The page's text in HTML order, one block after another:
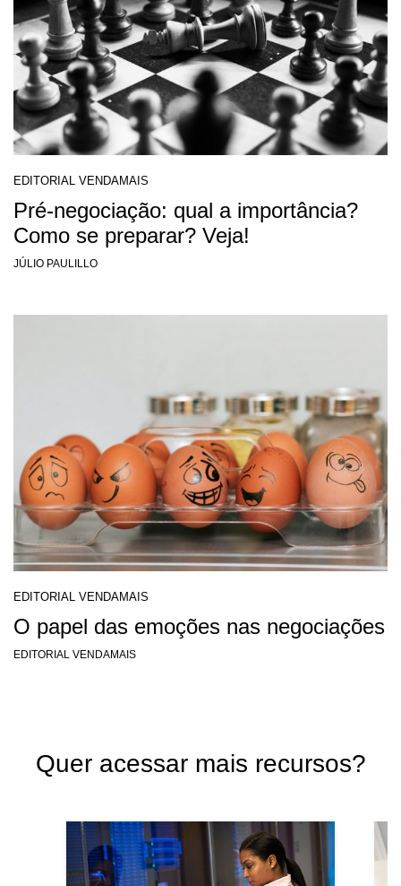
EDITORIAL VENDAMAIS
Pré-negociação: qual a importância?
Como se preparar? Veja!
JÚLIO PAULILLO
EDITORIAL VENDAMAIS
O papel das emoções nas negociações
EDITORIAL VENDAMAIS
Quer acessar mais recursos?